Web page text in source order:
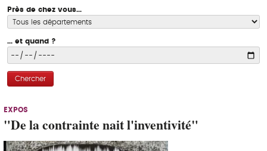
Près de chez vous...
... et quand ?
Chercher
EXPOS
"De la contrainte nait l'inventivité"